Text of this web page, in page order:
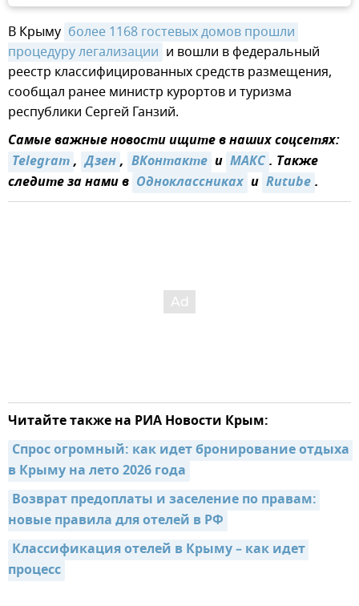
В Крыму более 1168 гостевых домов прошли
процедуру легализации и вошли в федеральный
реестр классифицированных средств размещения,
сообщал ранее министр курортов и туризма
республики Сергей Ганзий.
Самые важные новости ищите в наших соцсетях:
Telegram, Дзен, ВКонтакте и MAКС. Также
следите за нами в Одноклассниках и Rutube.
Читайте также на РИА Новости Крым:
Спрос огромный: как идет бронирование отдыха
в Крыму на лето 2026 года
Возврат предоплаты и заселение по правам:
новые правила для отелей в РФ
Классификация отелей в Крыму – как идет
процесс